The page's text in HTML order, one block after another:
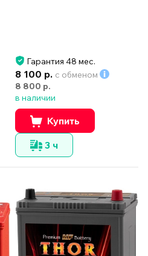
Гарантия 48 мес.
8 100 р. с обменом
8 800 р.
в наличии
Купить
3 ч